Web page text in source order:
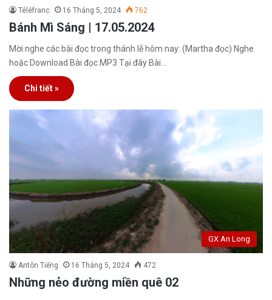
Téléfranc 16 Tháng 5, 2024 762
Bánh Mì Sáng | 17.05.2024
Mời nghe các bài đọc trong thánh lễ hôm nay: (Martha đọc) Nghe
hoặc Download Bài đọc MP3 Tại đây Bài…
Chi tiết »
GX An Long
Antôn Tiếng 16 Tháng 5, 2024 472
Những nẻo đường miền quê 02